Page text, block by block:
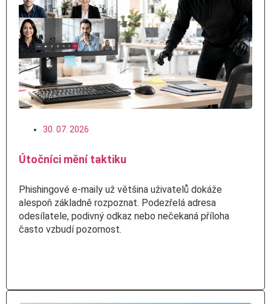
30. 07. 2026
Útočníci mění taktiku
Phishingové e-maily už většina uživatelů dokáže
alespoň základně rozpoznat. Podezřelá adresa
odesílatele, podivný odkaz nebo nečekaná příloha
často vzbudí pozornost.